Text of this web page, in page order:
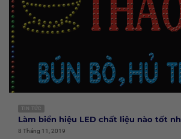
TIN TỨC
Làm biển hiệu LED chất liệu nào tốt
8 Tháng 11, 2019